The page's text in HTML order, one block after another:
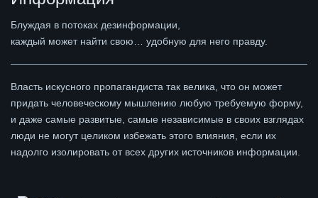
Блуждая в потоках дезинформации,
каждый может найти свою… удобную для него правду.
Власть искусного пропагандиста так велика, что он может
придать человеческому мышлению любую требуемую форму,
и даже самые развитые, самые независимые в своих взглядах
люди не могут целиком избежать этого влияния, если их
надолго изолировать от всех других источников информации.